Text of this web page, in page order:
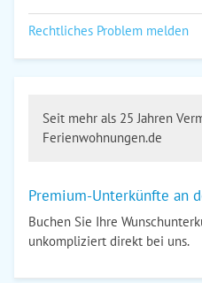
Rechtliches Problem melden
Seit mehr als 25 Jahren
Ferienwohnungen.de
Premium-Unterkünfte an
Buchen Sie Ihre
unkompliziert direkt bei uns.